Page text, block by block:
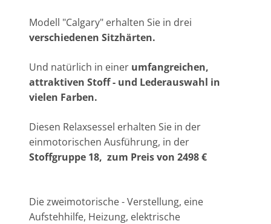
Modell "Calgary" erhalten Sie in drei
verschiedenen Sitzhärten.
Und natürlich in einer umfangreichen,
attraktiven Stoff - und Lederauswahl in
vielen Farben.
Diesen Relaxsessel erhalten Sie in der
einmotorischen Ausführung, in der
Stoffgruppe 18, zum Preis von 2498 €
Die zweimotorische - Verstellung, eine
Aufstehhilfe, Heizung, elektrische